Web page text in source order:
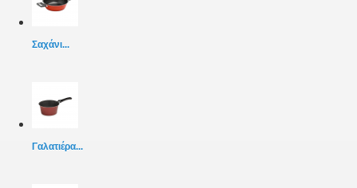
Σαχάνι...
Γαλατιέρα...